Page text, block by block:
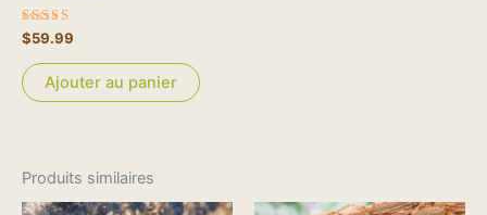
Note
4.00
sur 5
$59.99
Ajouter au panier
Produits similaires
Plage